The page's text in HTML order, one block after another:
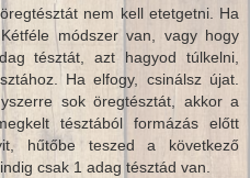
nem kell etetgetni. Ha
módszer van, vagy hogy
tésztát, azt hagyod túlkelni,
Ha elfogy, csinálsz újat.
sok öregtésztát, akkor a
tésztából formázás előtt
hűtőbe teszed a következő
csak 1 adag tésztád van.